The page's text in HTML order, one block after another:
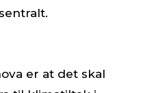
er at det skal